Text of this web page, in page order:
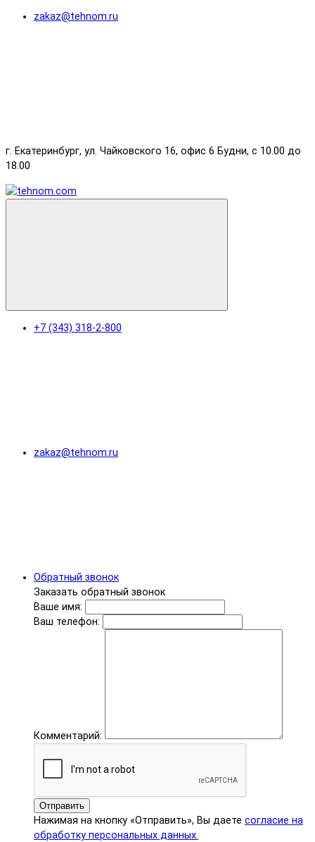
zakaz@tehnom.ru
г. Екатеринбург, ул. Чайковского 16, офис 6 Будни, с 10.00 до
18.00
+7 (343) 318-2-800
zakaz@tehnom.ru
Обратный звонок
Заказать обратный звонок
Ваше имя:
Ваш телефон:
Комментарий:
Отправить
Нажимая на кнопку «Отправить», Вы даете согласие на
обработку персональных данных.